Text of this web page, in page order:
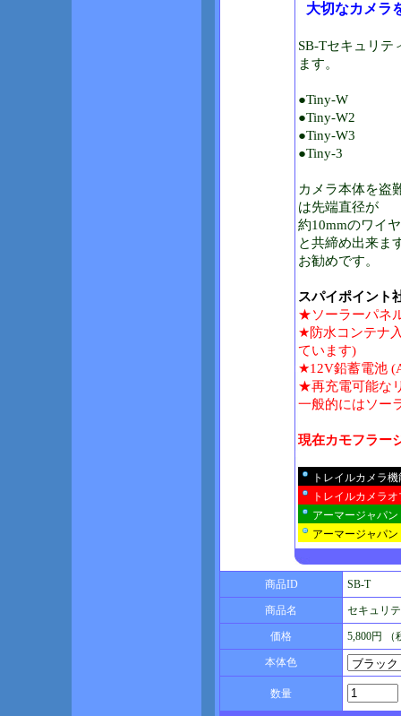
大切なカメラ
SB-Tセキュリテ
ます。
●Tiny-W
●Tiny-W2
●Tiny-W3
●Tiny-3
カメラ本体を盗
は先端直径が
約10mmのワイ
と共締め出来ま
お勧めです。
スパイポイント
★ソーラーパネ
★防水コンテナ
ています)
★12V鉛蓄電池
★再充電可能な
一般的にはソー
現在カモフラー
トレイルカメラ
トレイルカメラ
アーマージャパ
アーマージャパ
商品ID SB-T
商品名 セキュリ
価格 5,800円 （
本体色
数量